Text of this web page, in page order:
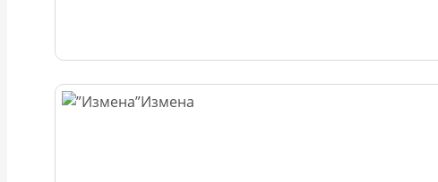
Измена